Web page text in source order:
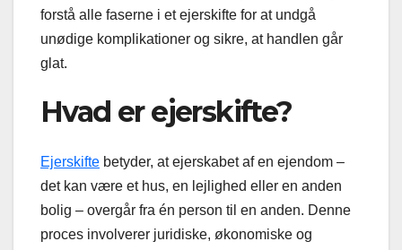
forstå alle faserne i et ejerskifte for at undgå
unødige komplikationer og sikre, at handlen går
glat.
Hvad er ejerskifte?
Ejerskifte betyder, at ejerskabet af en ejendom –
det kan være et hus, en lejlighed eller en anden
bolig – overgår fra én person til en anden. Denne
proces involverer juridiske, økonomiske og